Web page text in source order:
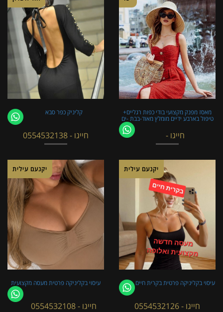
קליניק כפר סבא
חייגו - 0554532138
מאסז מפנק מקצועי בודי כפות רגליים+
טיפול בארבע ידיים מומלץ מאוד-בבת -ים
חייגו -
יקנעם עילית
עיסוי בקליניקה פרטית מעסה מקצועית
חייגו - 0554532108
יקנעם עילית
עיסוי בקליניקה פרטית בקרית חיים
חייגו - 0554532126